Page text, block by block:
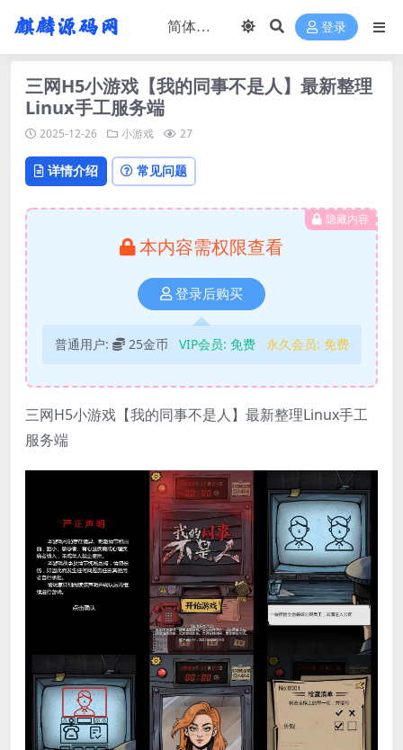
登录
三网H5小游戏【我的同事不是人】最新整理
Linux手工服务端
2025-12-26 小游戏 27
详情介绍 常见问题
隐藏内容
本内容需权限查看
登录后购买
普通用户: 25金币 VIP会员: 免费 永久会员: 免费
三网H5小游戏【我的同事不是人】最新整理Linux手工
服务端